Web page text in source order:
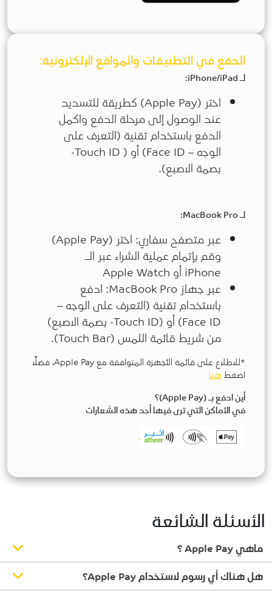
الدفع في التطبيقات والمواقع الإلكترونية:
لـ iPhone/iPad:
اختر (Apple Pay) كطريقة للتسديد
عند الوصول إلى مرحلة الدفع واكمل
الدفع باستخدام تقنية (التعرف على
الوجه – Face ID) أو ( Touch ID-
بصمة الاصبع).
لـ MacBook Pro:
عبر متصفح سفاري: اختر (Apple Pay)
وقم بإتمام عملية الشراء عبر الـ
iPhone أو Apple Watch
عبر جهاز MacBook Pro: ادفع
باستخدام تقنية (التعرف على الوجه –
Face ID) أو (Touch ID- بصمة الاصبع)
من شريط قائمة اللمس (Touch Bar).
*للاطلاع على قائمة الأجهزة المتوافقة مع Apple Pay، فضلاً
اضغط هنا
أين ادفع بـ (Apple Pay)؟
في الأماكن التي ترى فيها أحد هذه الشعارات
الأسئلة الشائعة
ماهي Apple Pay ؟
هل هناك أي رسوم لاستخدام Apple Pay؟